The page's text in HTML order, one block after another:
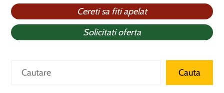
Cereti sa fiti apelat
Solicitati oferta
Caută Cauta